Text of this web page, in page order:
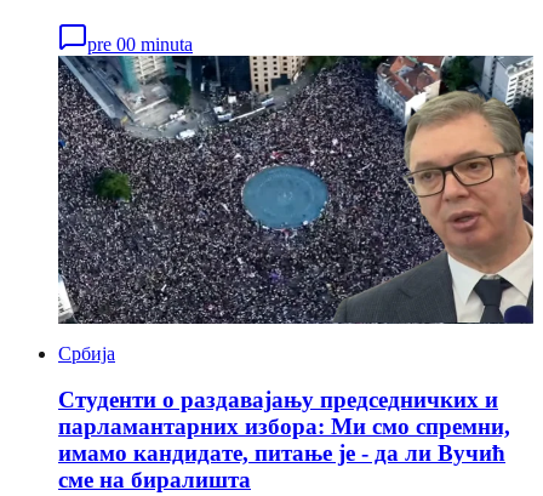
pre 00 minuta
Србија
Студенти о раздавајању председничких и
парламантарних избора: Ми смо спремни,
имамо кандидате, питање је - да ли Вучић
сме на биралишта